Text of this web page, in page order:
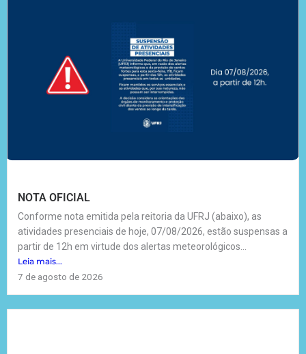
NOTA OFICIAL
Conforme nota emitida pela reitoria da UFRJ (abaixo), as
atividades presenciais de hoje, 07/08/2026, estão suspensas a
partir de 12h em virtude dos alertas meteorológicos...
Leia mais...
7 de agosto de 2026